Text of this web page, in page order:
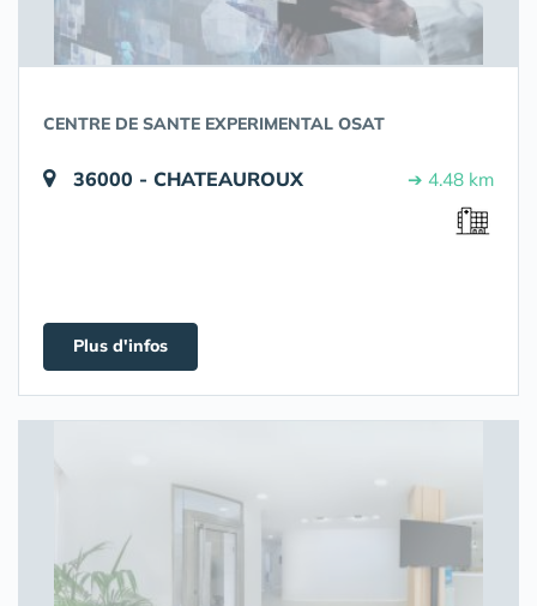
CENTRE DE SANTE EXPERIMENTAL OSAT
36000 - CHATEAUROUX ➔ 4.48 km
Plus d'infos